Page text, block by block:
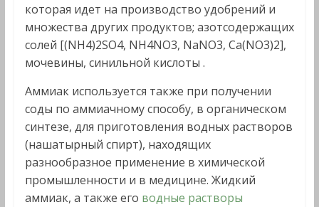
которая идет на производство удобрений и
множества других продуктов; азотсодержащих
солей [(NH4)2SO4, NH4NO3, NaNO3, Ca(NO3)2],
мочевины, синильной кислоты .
Аммиак используется также при получении
соды по аммиачному способу, в органическом
синтезе, для приготовления водных растворов
(нашатырный спирт), находящих
разнообразное применение в химической
промышленности и в медицине. Жидкий
аммиак, а также его водные растворы